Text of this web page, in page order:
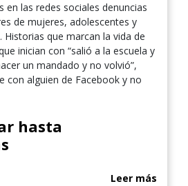
en las redes sociales denuncias
de mujeres, adolescentes y
Historias que marcan la vida de
inician con “salió a la escuela y
un mandado y no volvió”,
con alguien de Facebook y no
hasta
Leer más